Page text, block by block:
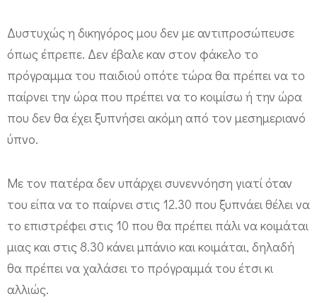
υ
θ
η
λ
ά
ζ
ι
Δυστυχώς η δικηγόρος μου δεν με αντιπροσώπευσε
όπως έπρεπε. Δεν έβαλε καν στον φάκελο το
πρόγραμμα του παιδιού οπότε τώρα θα πρέπει να το
παίρνει την ώρα που πρέπει να το κοιμίσω ή την ώρα
που δεν θα έχει ξυπνήσει ακόμη από τον μεσημεριανό
ύπνο.
Με τον πατέρα δεν υπάρχει συνεννόηση γιατί όταν
του είπα να το παίρνει στις 12.30 που ξυπνάει θέλει να
το επιστρέφει στις 10 που θα πρέπει πάλι να κοιμάται
μιας και στις 8.30 κάνει μπάνιο και κοιμάται, δηλαδή
θα πρέπει να χαλάσει το πρόγραμμά του έτσι κι
αλλιώς.